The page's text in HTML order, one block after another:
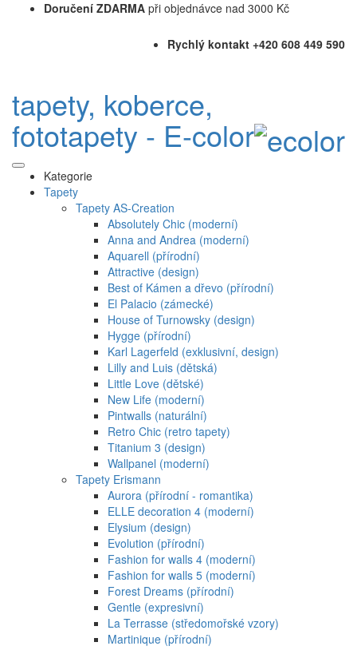
Doručení ZDARMA při objednávce nad 3000 Kč
Rychlý kontakt +420 608 449 590
tapety, koberce,
fototapety - E-color
Kategorie
Tapety
Tapety AS-Creation
Absolutely Chic (moderní)
Anna and Andrea (moderní)
Aquarell (přírodní)
Attractive (design)
Best of Kámen a dřevo (přírodní)
El Palacio (zámecké)
House of Turnowsky (design)
Hygge (přírodní)
Karl Lagerfeld (exklusivní, design)
Lilly and Luis (dětská)
Little Love (dětské)
New Life (moderní)
Pintwalls (naturální)
Retro Chic (retro tapety)
Titanium 3 (design)
Wallpanel (moderní)
Tapety Erismann
Aurora (přírodní - romantika)
ELLE decoration 4 (moderní)
Elysium (design)
Evolution (přírodní)
Fashion for walls 4 (moderní)
Fashion for walls 5 (moderní)
Forest Dreams (přírodní)
Gentle (expresivní)
La Terrasse (středomořské vzory)
Martinique (přírodní)